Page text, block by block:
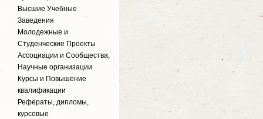
Высшие Учебные
Заведения
Молодежные и
Студенческие Проекты
Ассоциации и Сообщества,
Научные организации
Курсы и Повышение
квалификации
Рефераты, дипломы,
курсовые